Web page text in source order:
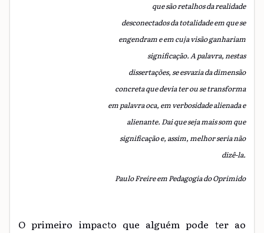
que são retalhos da realidade
desconectados da totalidade em que se
engendram e em cuja visão ganhariam
significação. A palavra, nestas
dissertações, se esvazia da dimensão
concreta que devia ter ou se transforma
em palavra oca, em verbosidade alienada e
alienante. Dai que seja mais som que
significação e, assim, melhor seria não
dizê-la.
Paulo Freire em Pedagogia do Oprimido
O primeiro impacto que alguém pode ter ao